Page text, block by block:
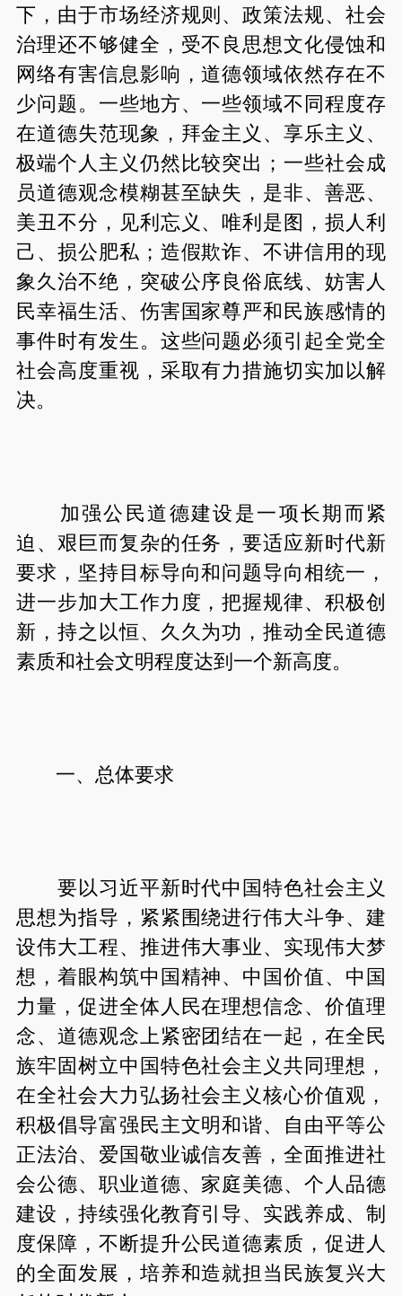
下，由于市场经济规则、政策法规、社会
治理还不够健全，受不良思想文化侵蚀和
网络有害信息影响，道德领域依然存在不
少问题。一些地方、一些领域不同程度存
在道德失范现象，拜金主义、享乐主义、
极端个人主义仍然比较突出；一些社会成
员道德观念模糊甚至缺失，是非、善恶、
美丑不分，见利忘义、唯利是图，损人利
己、损公肥私；造假欺诈、不讲信用的现
象久治不绝，突破公序良俗底线、妨害人
民幸福生活、伤害国家尊严和民族感情的
事件时有发生。这些问题必须引起全党全
社会高度重视，采取有力措施切实加以解
决。
加强公民道德建设是一项长期而紧
迫、艰巨而复杂的任务，要适应新时代新
要求，坚持目标导向和问题导向相统一，
进一步加大工作力度，把握规律、积极创
新，持之以恒、久久为功，推动全民道德
素质和社会文明程度达到一个新高度。
一、总体要求
要以习近平新时代中国特色社会主义
思想为指导，紧紧围绕进行伟大斗争、建
设伟大工程、推进伟大事业、实现伟大梦
想，着眼构筑中国精神、中国价值、中国
力量，促进全体人民在理想信念、价值理
念、道德观念上紧密团结在一起，在全民
族牢固树立中国特色社会主义共同理想，
在全社会大力弘扬社会主义核心价值观，
积极倡导富强民主文明和谐、自由平等公
正法治、爱国敬业诚信友善，全面推进社
会公德、职业道德、家庭美德、个人品德
建设，持续强化教育引导、实践养成、制
度保障，不断提升公民道德素质，促进人
的全面发展，培养和造就担当民族复兴大